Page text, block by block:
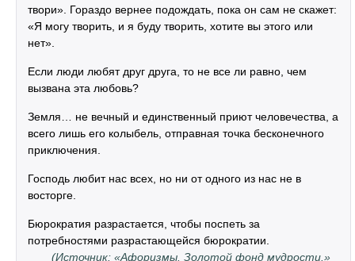
твори». Гораздо вернее подождать, пока он сам не скажет:
«Я могу творить, и я буду творить, хотите вы этого или
нет».
Если люди любят друг друга, то не все ли равно, чем
вызвана эта любовь?
Земля… не вечный и единственный приют человечества, а
всего лишь его колыбель, отправная точка бесконечного
приключения.
Господь любит нас всех, но ни от одного из нас не в
восторге.
Бюрократия разрастается, чтобы поспеть за
потребностями разрастающейся бюрократии.
(Источник: «Афоризмы. Золотой фонд мудрости.»